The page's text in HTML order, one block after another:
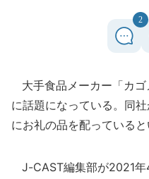
2
大手食品メーカー「カ
に話題になっている。同
にお礼の品を配っていると
J-CAST編集部が2021年